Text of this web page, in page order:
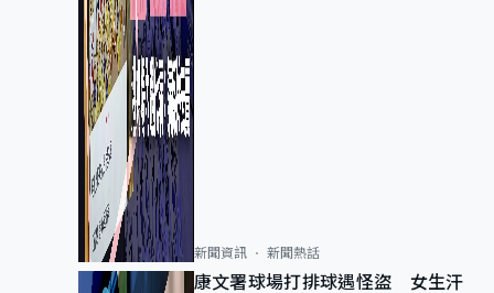
新聞資訊 新聞熱話
康文署球場打排球遇怪盜 女生汗